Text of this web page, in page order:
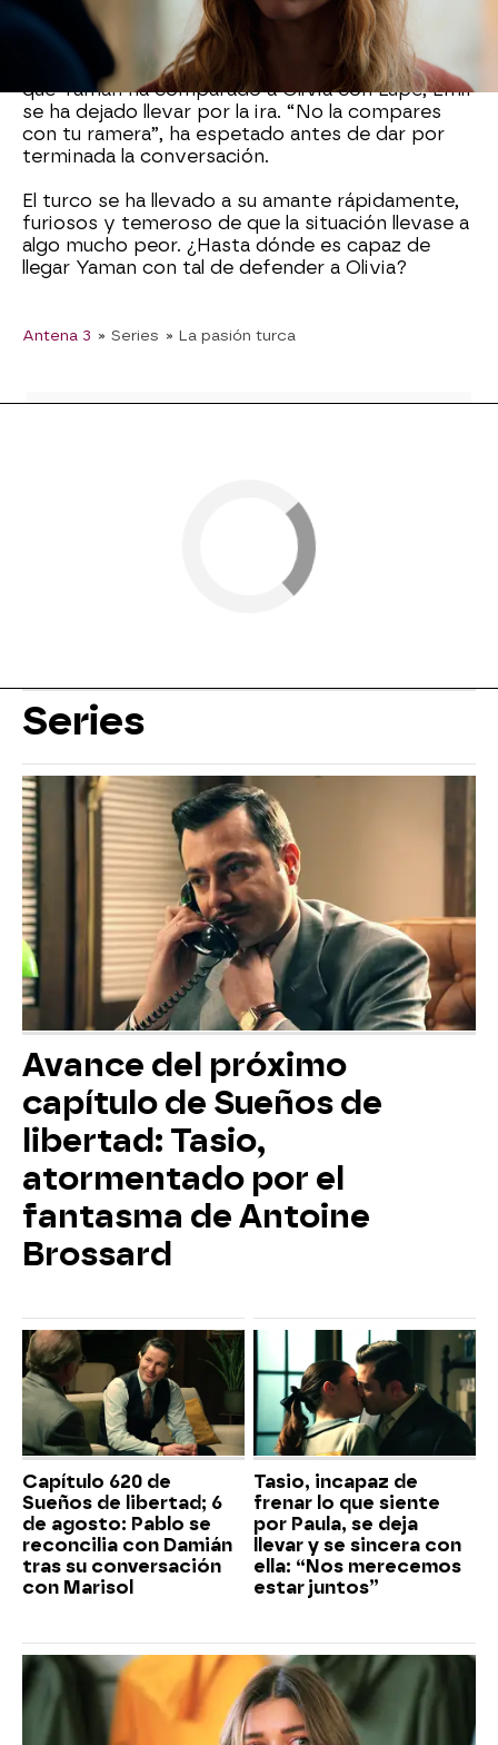
La tensión se respiraba el ambiente. Y la
situación no ha podido mejorar: en el momento
que Yaman ha comparado a Olivia con Lupe, Emir
se ha dejado llevar por la ira. “No la compares
con tu ramera”, ha espetado antes de dar por
terminada la conversación.
El turco se ha llevado a su amante rápidamente,
furiosos y temeroso de que la situación llevase a
algo mucho peor. ¿Hasta dónde es capaz de
llegar Yaman con tal de defender a Olivia?
Antena 3 » Series » La pasión turca
Series
Avance del próximo
capítulo de Sueños de
libertad: Tasio,
atormentado por el
fantasma de Antoine
Brossard
Capítulo 620 de
Sueños de libertad; 6
de agosto: Pablo se
reconcilia con Damián
tras su conversación
con Marisol
Tasio, incapaz de
frenar lo que siente
por Paula, se deja
llevar y se sincera con
ella: “Nos merecemos
estar juntos”